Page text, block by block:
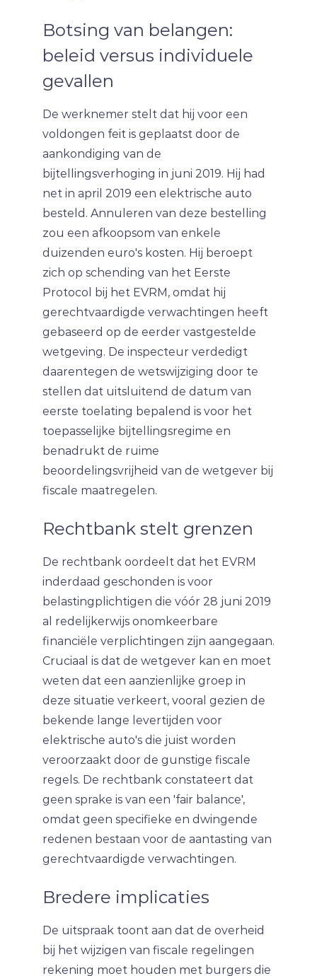
Botsing van belangen:
beleid versus individuele
gevallen
De werknemer stelt dat hij voor een
voldongen feit is geplaatst door de
aankondiging van de
bijtellingsverhoging in juni 2019. Hij had
net in april 2019 een elektrische auto
besteld. Annuleren van deze bestelling
zou een afkoopsom van enkele
duizenden euro's kosten. Hij beroept
zich op schending van het Eerste
Protocol bij het EVRM, omdat hij
gerechtvaardigde verwachtingen heeft
gebaseerd op de eerder vastgestelde
wetgeving. De inspecteur verdedigt
daarentegen de wetswijziging door te
stellen dat uitsluitend de datum van
eerste toelating bepalend is voor het
toepasselijke bijtellingsregime en
benadrukt de ruime
beoordelingsvrijheid van de wetgever bij
fiscale maatregelen.
Rechtbank stelt grenzen
De rechtbank oordeelt dat het EVRM
inderdaad geschonden is voor
belastingplichtigen die vóór 28 juni 2019
al redelijkerwijs onomkeerbare
financiële verplichtingen zijn aangegaan.
Cruciaal is dat de wetgever kan en moet
weten dat een aanzienlijke groep in
deze situatie verkeert, vooral gezien de
bekende lange levertijden voor
elektrische auto's die juist worden
veroorzaakt door de gunstige fiscale
regels. De rechtbank constateert dat
geen sprake is van een 'fair balance',
omdat geen specifieke en dwingende
redenen bestaan voor de aantasting van
gerechtvaardigde verwachtingen.
Bredere implicaties
De uitspraak toont aan dat de overheid
bij het wijzigen van fiscale regelingen
rekening moet houden met burgers die